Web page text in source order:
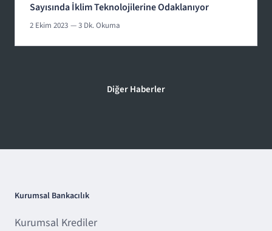
Sayısında İklim Teknolojilerine Odaklanıyor
2 Ekim 2023 — 3 Dk. Okuma
Diğer Haberler
Kurumsal Bankacılık
Kurumsal Krediler